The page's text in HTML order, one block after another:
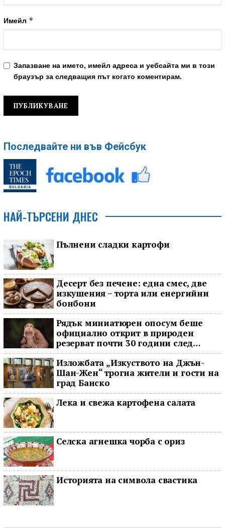
Имейл *
Запазване на името, имейл адреса и уебсайта ми в този
браузър за следващия път когато коментирам.
Последвайте ни във Фейсбук
НАЙ-ТЪРСЕНИ ДНЕС
Пълнени сладки картофи
Десерт без печене: една смес, две
изкушения – торта или енергийни
бонбони
Рядък миниатюрен опосум беше
официално открит в природен
резерват почти 30 години след
последното му наблюдение
Изложбата „Изкуството на Джън-
Шан-Жен“ трогна жители и гости на
град Банско
Лека и свежа картофена салата
Селска агнешка чорба с ориз
Историята на символа свастика